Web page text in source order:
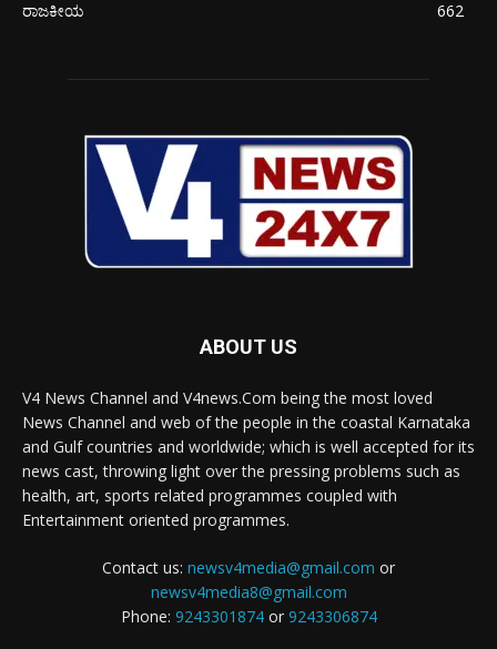
ರಾಜಕೀಯ
662
ABOUT US
V4 News Channel and V4news.Com being the most loved
News Channel and web of the people in the coastal Karnataka
and Gulf countries and worldwide; which is well accepted for its
news cast, throwing light over the pressing problems such as
health, art, sports related programmes coupled with
Entertainment oriented programmes.
Contact us: newsv4media@gmail.com or
newsv4media8@gmail.com
Phone: 9243301874or 9243306874